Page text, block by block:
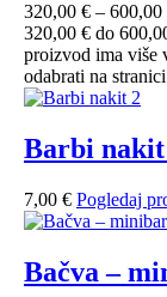
320,00 € – 600,00
320,00 € do
proizvod ima više
odabrati na
Barbi nakit
7,00 € Pogledaj
Bačva –